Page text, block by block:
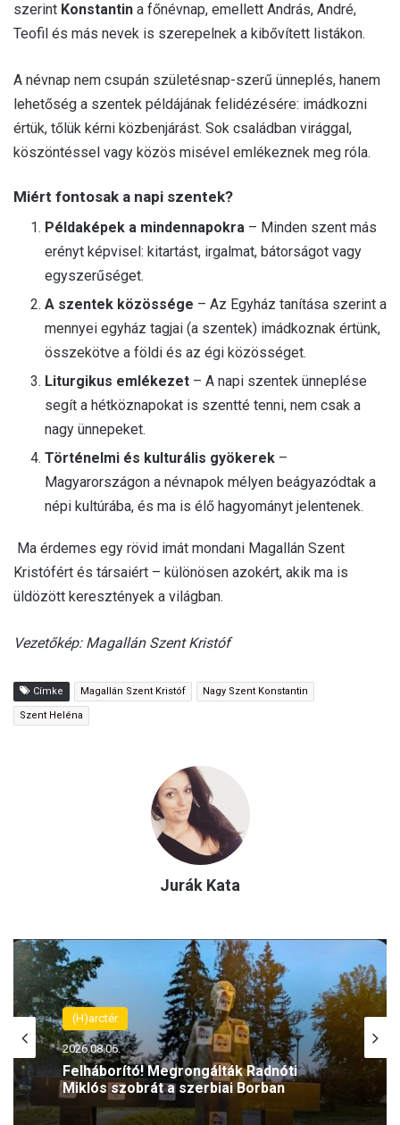
szerint Konstantin a főnévnap, emellett András, André,
Teofil és más nevek is szerepelnek a kibővített listákon.
A névnap nem csupán születésnap-szerű ünneplés, hanem
lehetőség a szentek példájának felidézésére: imádkozni
értük, tőlük kérni közbenjárást. Sok családban virággal,
köszöntéssel vagy közös misével emlékeznek meg róla.
Miért fontosak a napi szentek?
Példaképek a mindennapokra – Minden szent más
erényt képvisel: kitartást, irgalmat, bátorságot vagy
egyszerűséget.
A szentek közössége – Az Egyház tanítása szerint a
mennyei egyház tagjai (a szentek) imádkoznak értünk,
összekötve a földi és az égi közösséget.
Liturgikus emlékezet – A napi szentek ünneplése
segít a hétköznapokat is szentté tenni, nem csak a
nagy ünnepeket.
Történelmi és kulturális gyökerek –
Magyarországon a névnapok mélyen beágyazódtak a
népi kultúrába, és ma is élő hagyományt jelentenek.
Ma érdemes egy rövid imát mondani Magallán Szent
Kristófért és társaiért – különösen azokért, akik ma is
üldözött keresztények a világban.
Vezetőkép: Magallán Szent Kristóf
Címke Magallán Szent Kristóf Nagy Szent Konstantin
Szent Heléna
Jurák Kata
(H)arctér
2026.08.06.
Felháborító! Megrongálták Radnóti
Miklós szobrát a szerbiai Borban